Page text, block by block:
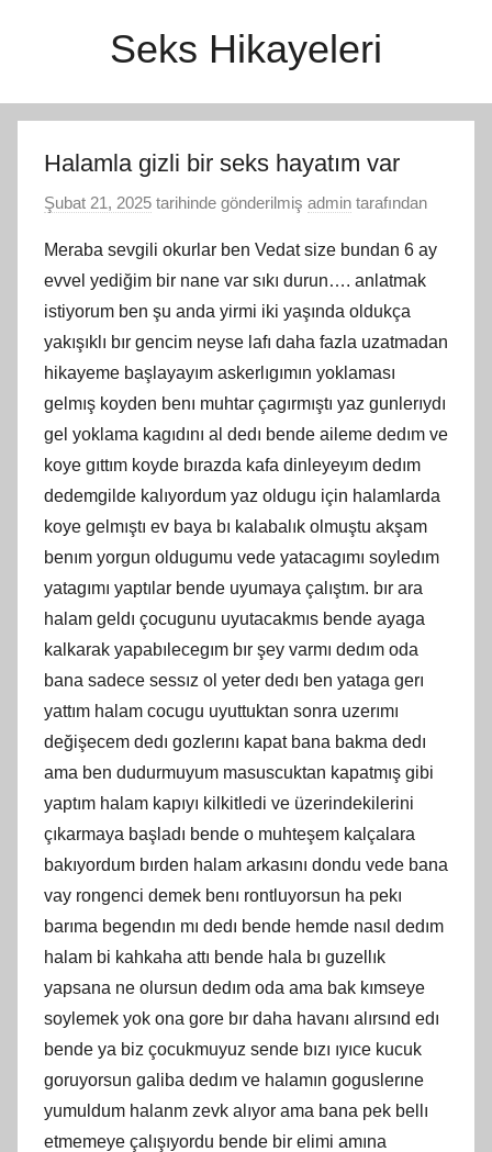
Seks Hikayeleri
Halamla gizli bir seks hayatım var
Şubat 21, 2025 tarihinde gönderilmiş admin tarafından
Meraba sevgili okurlar ben Vedat size bundan 6 ay
evvel yediğim bir nane var sıkı durun…. anlatmak
istiyorum ben şu anda yirmi iki yaşında oldukça
yakışıklı bır gencim neyse lafı daha fazla uzatmadan
hikayeme başlayayım askerlıgımın yoklaması
gelmış koyden benı muhtar çagırmıştı yaz gunlerıydı
gel yoklama kagıdını al dedı bende aileme dedım ve
koye gıttım koyde bırazda kafa dinleyeyım dedım
dedemgilde kalıyordum yaz oldugu için halamlarda
koye gelmıştı ev baya bı kalabalık olmuştu akşam
benım yorgun oldugumu vede yatacagımı soyledım
yatagımı yaptılar bende uyumaya çalıştım. bır ara
halam geldı çocugunu uyutacakmıs bende ayaga
kalkarak yapabılecegım bır şey varmı dedım oda
bana sadece sessız ol yeter dedı ben yataga gerı
yattım halam cocugu uyuttuktan sonra uzerımı
değişecem dedı gozlerını kapat bana bakma dedı
ama ben dudurmuyum masuscuktan kapatmış gibi
yaptım halam kapıyı kilkitledi ve üzerindekilerini
çıkarmaya başladı bende o muhteşem kalçalara
bakıyordum bırden halam arkasını dondu vede bana
vay rongenci demek benı rontluyorsun ha pekı
barıma begendın mı dedı bende hemde nasıl dedım
halam bi kahkaha attı bende hala bı guzellık
yapsana ne olursun dedım oda ama bak kımseye
soylemek yok ona gore bır daha havanı alırsınd edı
bende ya biz çocukmuyuz sende bızı ıyıce kucuk
goruyorsun galiba dedım ve halamın goguslerıne
yumuldum halanm zevk alıyor ama bana pek bellı
etmemeye çalışıyordu bende bir elimi amına